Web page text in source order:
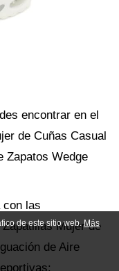
encontrar en el
de Cuñas Casual
Zapatos Wedge
con las
Mujer de
de Aire
de este sitio web.Más